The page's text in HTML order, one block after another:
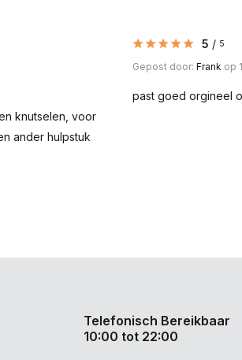
knutselen, voor
ander hulpstuk
5 / 5
Gepost door: Frank op
past goed orgineel
Telefonisch Bereikbaar
10:00 tot 22:00